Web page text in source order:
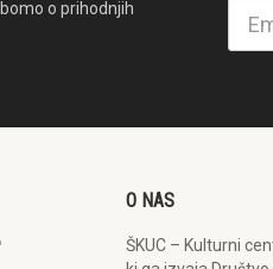
o prihodnjih
O NAS
ŠKUC – Kulturni